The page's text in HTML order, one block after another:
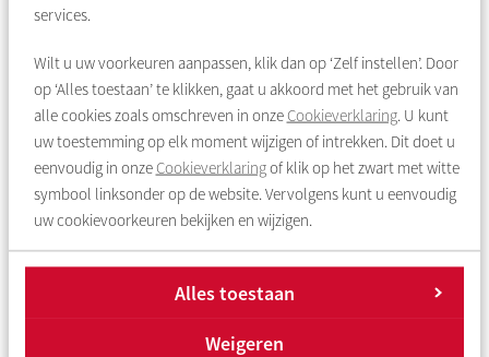
services.
Wilt u uw voorkeuren aanpassen, klik dan op ‘Zelf instellen’. Door
op ‘Alles toestaan’ te klikken, gaat u akkoord met het gebruik van
alle cookies zoals omschreven in onze Cookieverklaring. U kunt
uw toestemming op elk moment wijzigen of intrekken. Dit doet u
eenvoudig in onze Cookieverklaringof klik op het zwart met witte
symbool linksonder op de website. Vervolgens kunt u eenvoudig
uw cookievoorkeuren bekijken en wijzigen.
Alles toestaan
Weigeren
Meer informatie vindt u hier
Overzicht